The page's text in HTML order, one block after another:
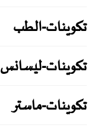
تكوينات-الطب
تكوينات-ليسانس
تكوينات-ماستر